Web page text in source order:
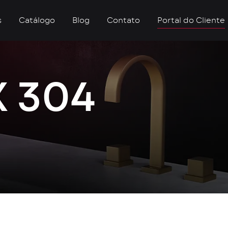
Catálogo Blog Contato Portal do Cliente
304